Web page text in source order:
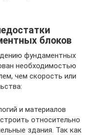
блоков
фундаментных
необходимостью
чем скорость или
и материалов
относительно
здания. Так как